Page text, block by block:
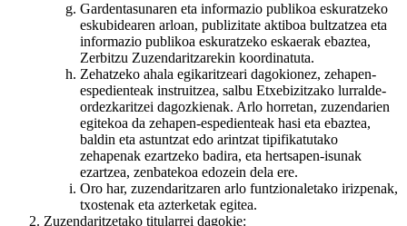
Gardentasunaren eta informazio publikoa eskuratzeko
eskubidearen arloan, publizitate aktiboa bultzatzea eta
informazio publikoa eskuratzeko eskaerak ebaztea,
Zerbitzu Zuzendaritzarekin koordinatuta.
Zehatzeko ahala egikaritzeari dagokionez, zehapen-
espedienteak instruitzea, salbu Etxebizitzako lurralde-
ordezkaritzei dagozkienak. Arlo horretan, zuzendarien
egitekoa da zehapen-espedienteak hasi eta ebaztea,
baldin eta astuntzat edo arintzat tipifikatutako
zehapenak ezartzeko badira, eta hertsapen-isunak
ezartzea, zenbatekoa edozein dela ere.
Oro har, zuzendaritzaren arlo funtzionaletako irizpenak,
txostenak eta azterketak egitea.
Zuzendaritzetako titularrei dagokie: